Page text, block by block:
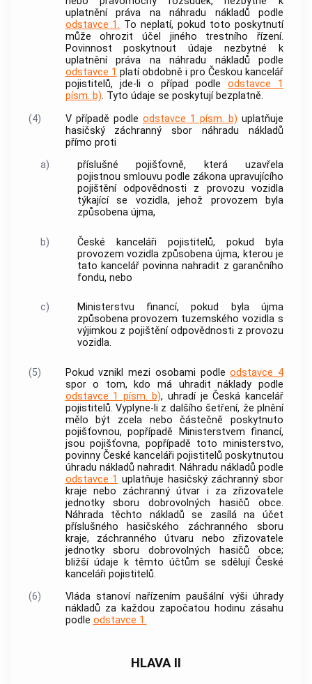
uplatnění práva na náhradu nákladů podle
odstavce 1. To neplatí, pokud toto poskytnutí
může ohrozit účel jiného trestního řízení.
Povinnost poskytnout údaje nezbytné k
uplatnění práva na náhradu nákladů podle
odstavce 1 platí obdobně i pro Českou kancelář
pojistitelů, jde-li o případ podle odstavce 1
písm. b). Tyto údaje se poskytují bezplatně.
(4)
V případě podle odstavce 1 písm. b) uplatňuje
hasičský záchranný sbor náhradu nákladů
přímo proti
a)
příslušné pojišťovně, která uzavřela
pojistnou smlouvu podle zákona upravujícího
pojištění odpovědnosti z provozu vozidla
týkající se vozidla, jehož provozem byla
způsobena újma,
b)
České kanceláři pojistitelů, pokud byla
provozem vozidla způsobena újma, kterou je
tato kancelář povinna nahradit z garančního
fondu, nebo
c)
Ministerstvu financí, pokud byla újma
způsobena provozem tuzemského vozidla s
výjimkou z pojištění odpovědnosti z provozu
vozidla.
(5) Pokud vznikl mezi osobami podleodstavce 4
spor o tom, kdo má uhradit náklady podle
odstavce 1 písm. b), uhradí je Česká kancelář
pojistitelů. Vyplyne-li z dalšího šetření, že plnění
mělo být zcela nebo částečně poskytnuto
pojišťovnou, popřípadě Ministerstvem financí,
jsou pojišťovna, popřípadě toto ministerstvo,
povinny České kanceláři pojistitelů poskytnutou
úhradu nákladů nahradit. Náhradu nákladů podle
odstavce 1 uplatňuje hasičský záchranný sbor
kraje nebo záchranný útvar i za zřizovatele
jednotky sboru dobrovolných hasičů obce.
Náhrada těchto nákladů se zasílá na účet
příslušného hasičského záchranného sboru
kraje, záchranného útvaru nebo zřizovatele
jednotky sboru dobrovolných hasičů obce;
bližší údaje k těmto účtům se sdělují České
kanceláři pojistitelů.
(6)
Vláda stanoví nařízením paušální výši úhrady
nákladů za každou započatou hodinu zásahu
podle odstavce 1.
HLAVA II